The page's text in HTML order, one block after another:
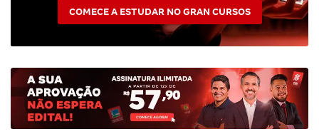
COMECE A ESTUDAR NO GRAN CURSOS